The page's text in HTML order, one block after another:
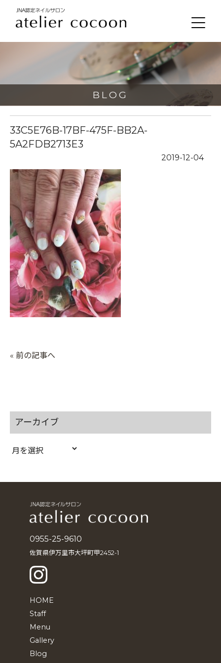
BLOG
33C5E76B-17BF-475F-BB2A-
5A2FDB2713E3
2019-12-04
« 前の記事へ
アーカイブ
ア
0955-25-9610
佐賀県伊万里市大坪町甲2452-1
HOME
Staff
Menu
Gallery
Blog